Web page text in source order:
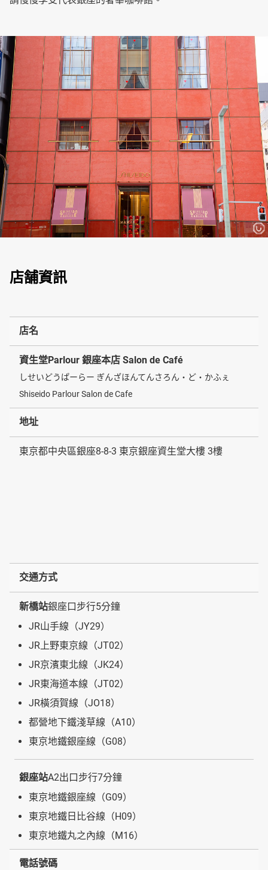
店舗資訊
店名
資生堂Parlour 銀座本店 Salon de Café
しせいどうぱーらー ぎんざほんてんさろん・ど・かふぇ
Shiseido Parlour Salon de Cafe
地址
東京都中央區銀座8-8-3 東京銀座資生堂大樓 3樓
交通方式
新橋站銀座口步行5分鐘
JR山手線（JY29）
JR上野東京線（JT02）
JR京濱東北線（JK24）
JR東海道本線（JT02）
JR橫須賀線（JO18）
都營地下鐵淺草線（A10）
東京地鐵銀座線（G08）
銀座站A2出口步行7分鐘
東京地鐵銀座線（G09）
東京地鐵日比谷線（H09）
東京地鐵丸之內線（M16）
電話號碼